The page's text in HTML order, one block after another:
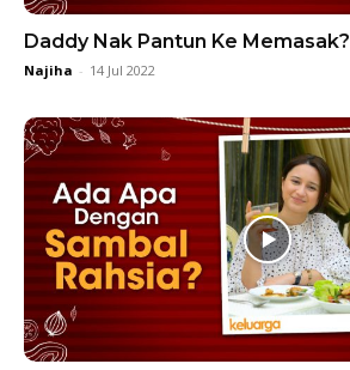
Daddy Nak Pantun Ke Memasak?
Najiha - 14 Jul 2022